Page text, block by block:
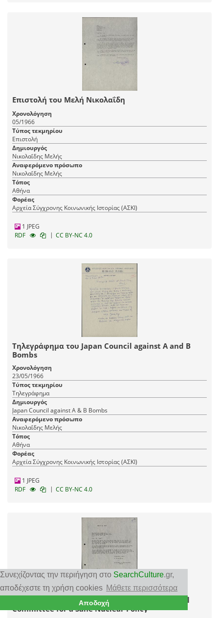
Συνεχίζοντας την περιήγηση στο SearchCulture.gr,
αποδέχεστε τη χρήση cookies Μάθετε περισσότερα
Αποδοχή
Επιστολή του Μελή Νικολαΐδη
Χρονολόγηση
05/1966
Τύπος τεκμηρίου
Επιστολή
Δημιουργός
Νικολαΐδης Μελής
Αναφερόμενο πρόσωπο
Νικολαΐδης Μελής
Τόπος
Αθήνα
Φορέας
Αρχεία Σύγχρονης Κοινωνικής Ιστορίας (ΑΣΚΙ)
1 JPEG
RDF
| CC BY-NC 4.0
Τηλεγράφημα του Japan Council against A and B
Bombs
Χρονολόγηση
23/05/1966
Τύπος τεκμηρίου
Τηλεγράφημα
Δημιουργός
Japan Council against A & B Bombs
Αναφερόμενο πρόσωπο
Νικολαΐδης Μελής
Τόπος
Αθήνα
Φορέας
Αρχεία Σύγχρονης Κοινωνικής Ιστορίας (ΑΣΚΙ)
1 JPEG
RDF
| CC BY-NC 4.0
Επιστολή του Μελή Νικολαΐδη προς τη National
Committee for a Sane Nuclear Policy